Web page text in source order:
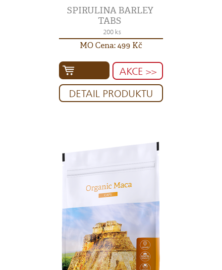
SPIRULINA BARLEY
TABS
200 ks
MO Cena: 499 Kč
AKCE >>
DETAIL PRODUKTU